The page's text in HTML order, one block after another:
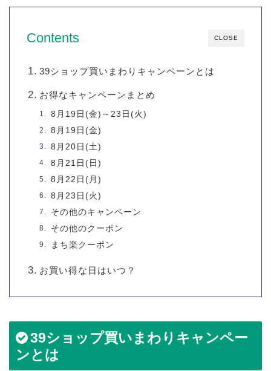
CLOSE
Contents
39ショップ買いまわりキャンペーンとは
お得なキャンペーンまとめ
8月19日(金)～23日(火)
8月19日(金)
8月20日(土)
8月21日(日)
8月22日(月)
8月23日(火)
その他のキャンペーン
その他のクーポン
まち楽クーポン
お買い得な日はいつ？
39ショップ買いまわりキャンペー
ンとは